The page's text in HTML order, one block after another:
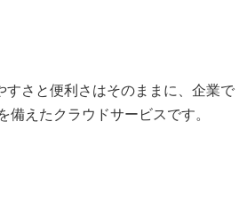
さと便利さはそのままに、企業で
備えたクラウドサービスです。